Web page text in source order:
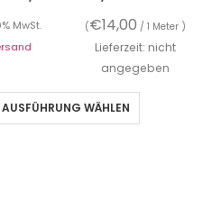
MwSt. (€14,00 / 1 Meter )
Lieferzeit: nicht
angegeben
AUSFÜHRUNG WÄHLEN